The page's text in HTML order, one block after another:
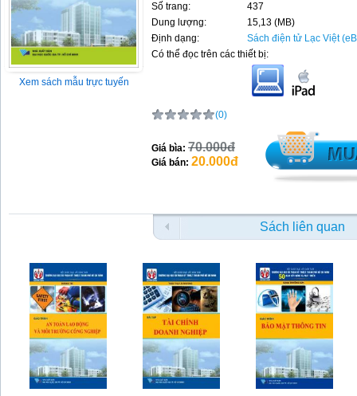
Xem sách mẫu trực tuyến
Số trang:
437
Dung lượng:
15,13 (MB)
Định dạng:
Sách điện tử Lạc Việt
Có thể đọc trên các thiết bị:
(0)
Giá bìa: 70.000đ
Giá bán: 20.000đ
Sách liên quan